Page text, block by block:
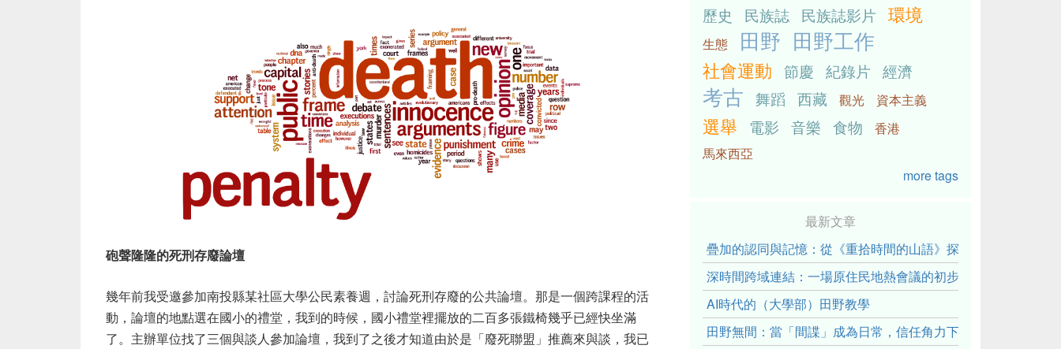
砲聲隆隆的死刑存廢論壇
幾年前我受邀參加南投縣某社區大學公民素養週，討論死刑存廢的公共論壇。那是一個跨課程的活
動，論壇的地點選在國小的禮堂，我到的時候，國小禮堂裡擺放的二百多張鐵椅幾乎已經快坐滿
了。主辦單位找了三個與談人參加論壇，我到了之後才知道由於是「廢死聯盟」推薦來與談，我已
歷史 民族誌 民族誌影片 環境
生態 田野 田野工作
社會運動 節慶 紀錄片 經濟
考古 舞蹈 西藏 觀光 資本主義
選舉 電影 音樂 食物
香港
馬來西亞
more tags
最新文章
疊加的認同與記憶：從《重拾時間的山語》探討「我們的」立
深時間跨域連結：一場原住民地熱會議的初步觀察
AI時代的（大學部）田野教學
田野無間：當「間諜」成為日常，信任角力下的情感伏流